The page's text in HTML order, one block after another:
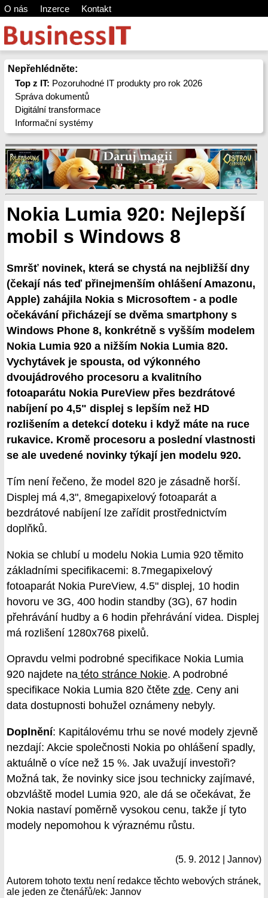
O nás Inzerce Kontakt
Nepřehlédněte:
Top z IT: Pozoruhodné IT produkty pro rok 2026
Správa dokumentů
Digitální transformace
Informační systémy
Nokia Lumia 920: Nejlepší
mobil s Windows 8
Smršť novinek, která se chystá na nejbližší dny
(čekají nás teď přinejmenším ohlášení Amazonu,
Apple) zahájila Nokia s Microsoftem - a podle
očekávání přicházejí se dvěma smartphony s
Windows Phone 8, konkrétně s vyšším modelem
Nokia Lumia 920 a nižším Nokia Lumia 820.
Vychytávek je spousta, od výkonného
dvoujádrového procesoru a kvalitního
fotoaparátu Nokia PureView přes bezdrátové
nabíjení po 4,5" displej s lepším než HD
rozlišením a detekcí doteku i když máte na ruce
rukavice. Kromě procesoru a poslední vlastnosti
se ale uvedené novinky týkají jen modelu 920.
Tím není řečeno, že model 820 je zásadně horší.
Displej má 4,3", 8megapixelový fotoaparát a
bezdrátové nabíjení lze zařídit prostřednictvím
doplňků.
Nokia se chlubí u modelu Nokia Lumia 920 těmito
základními specifikacemi: 8.7megapixelový
fotoaparát Nokia PureView, 4.5" displej, 10 hodin
hovoru ve 3G, 400 hodin standby (3G), 67 hodin
přehrávání hudby a 6 hodin přehrávání videa. Displej
má rozlišení 1280x768 pixelů.
Opravdu velmi podrobné specifikace Nokia Lumia
920 najdete na této stránce Nokie. A podrobné
specifikace Nokia Lumia 820 čtěte zde. Ceny ani
data dostupnosti bohužel oznámeny nebyly.
Doplnění: Kapitálovému trhu se nové modely zjevně
nezdají: Akcie společnosti Nokia po ohlášení spadly,
aktuálně o více než 15 %. Jak uvažují investoři?
Možná tak, že novinky sice jsou technicky zajímavé,
obzvláště model Lumia 920, ale dá se očekávat, že
Nokia nastaví poměrně vysokou cenu, takže jí tyto
modely nepomohou k výraznému růstu.
(5. 9. 2012 | Jannov)
Autorem tohoto textu není redakce těchto webových stránek,
ale jeden ze čtenářů/ek: Jannov